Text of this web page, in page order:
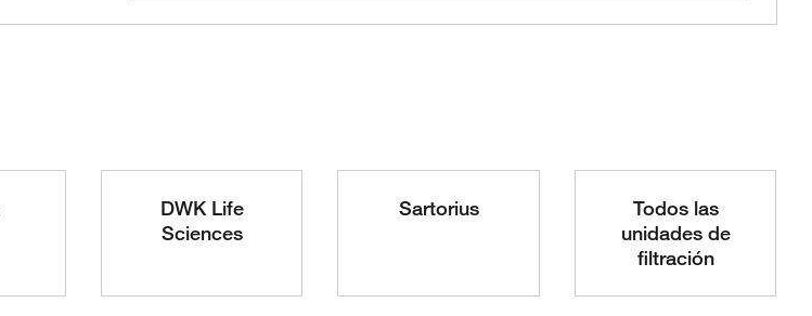
DWK Life
Sciences
Sartorius
Todos las
unidades de
filtración